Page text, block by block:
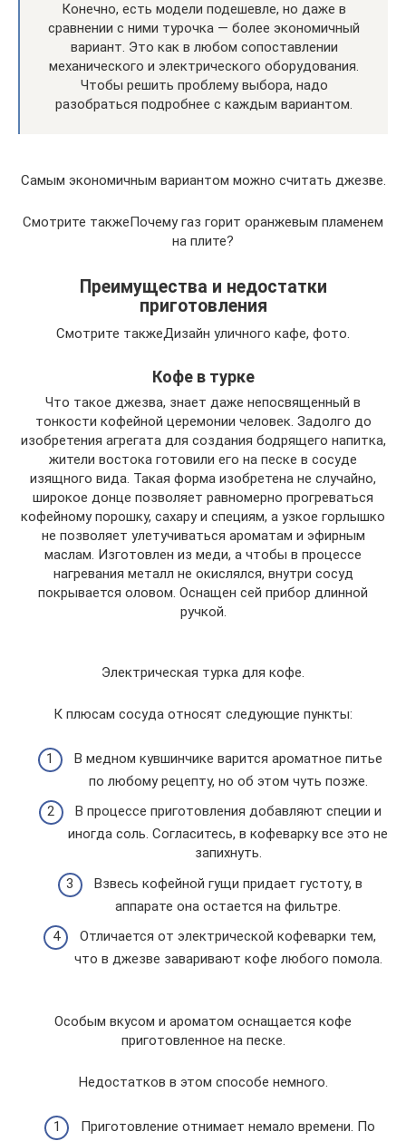
Конечно, есть модели подешевле, но даже в
сравнении с ними турочка — более экономичный
вариант. Это как в любом сопоставлении
механического и электрического оборудования.
Чтобы решить проблему выбора, надо
разобраться подробнее с каждым вариантом.
Самым экономичным вариантом можно считать джезве.
Смотрите такжеПочему газ горит оранжевым пламенем
на плите?
Преимущества и недостатки
приготовления
Смотрите такжеДизайн уличного кафе, фото.
Кофе в турке
Что такое джезва, знает даже непосвященный в
тонкости кофейной церемонии человек. Задолго до
изобретения агрегата для создания бодрящего напитка,
жители востока готовили его на песке в сосуде
изящного вида. Такая форма изобретена не случайно,
широкое донце позволяет равномерно прогреваться
кофейному порошку, сахару и специям, а узкое горлышко
не позволяет улетучиваться ароматам и эфирным
маслам. Изготовлен из меди, а чтобы в процессе
нагревания металл не окислялся, внутри сосуд
покрывается оловом. Оснащен сей прибор длинной
ручкой.
Электрическая турка для кофе.
К плюсам сосуда относят следующие пункты:
В медном кувшинчике варится ароматное питье
по любому рецепту, но об этом чуть позже.
В процессе приготовления добавляют специи и
иногда соль. Согласитесь, в кофеварку все это не
запихнуть.
Взвесь кофейной гущи придает густоту, в
аппарате она остается на фильтре.
Отличается от электрической кофеварки тем,
что в джезве заваривают кофе любого помола.
Особым вкусом и ароматом оснащается кофе
приготовленное на песке.
Недостатков в этом способе немного.
Приготовление отнимает немало времени. По